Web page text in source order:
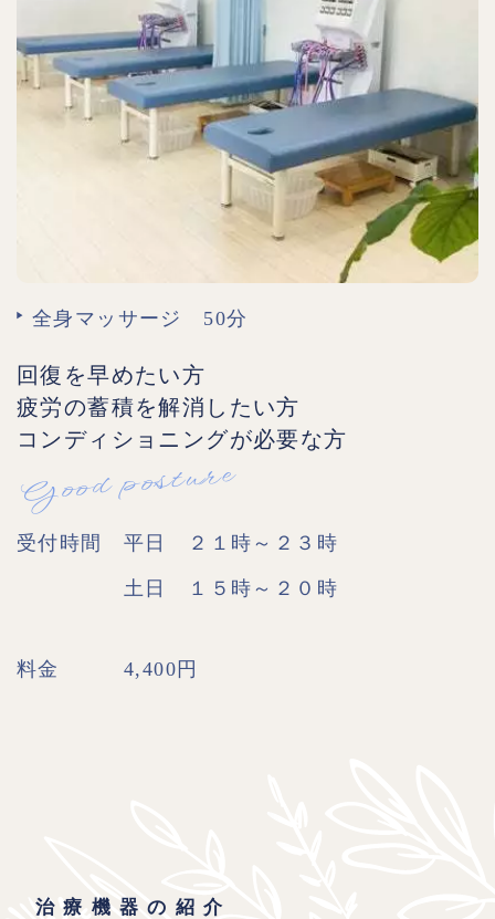
全身マッサージ 50分
回復を早めたい方
疲労の蓄積を解消したい方
コンディショニングが必要な方
Good posture
受付時間 平日 ２１時～２３時
土日 １５時～２０時
料金 4,400円
治療機器の紹介